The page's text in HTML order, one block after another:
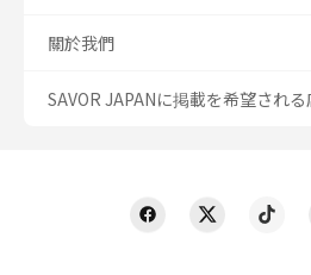
關於我們
SAVOR JAPANに掲載を希望され